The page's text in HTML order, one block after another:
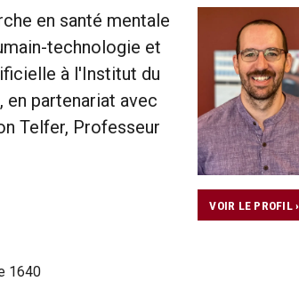
en santé mentale
technologie et
à l'Institut du
partenariat avec
Telfer, Professeur
1640
VOIR LE PROFIL ›